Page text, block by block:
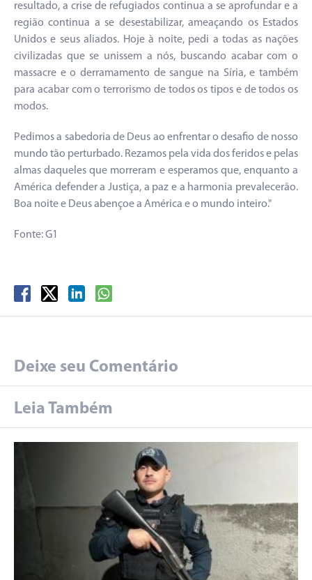
resultado, a crise de refugiados continua a se aprofundar e a
região continua a se desestabilizar, ameaçando os Estados
Unidos e seus aliados. Hoje à noite, pedi a todas as nações
civilizadas que se unissem a nós, buscando acabar com o
massacre e o derramamento de sangue na Síria, e também
para acabar com o terrorismo de todos os tipos e de todos os
modos.
Pedimos a sabedoria de Deus ao enfrentar o desafio de nosso
mundo tão perturbado. Rezamos pela vida dos feridos e pelas
almas daqueles que morreram e esperamos que, enquanto a
América defender a Justiça, a paz e a harmonia prevalecerão.
Boa noite e Deus abençoe a América e o mundo inteiro."
Fonte: G1
Deixe seu Comentário
Leia Também